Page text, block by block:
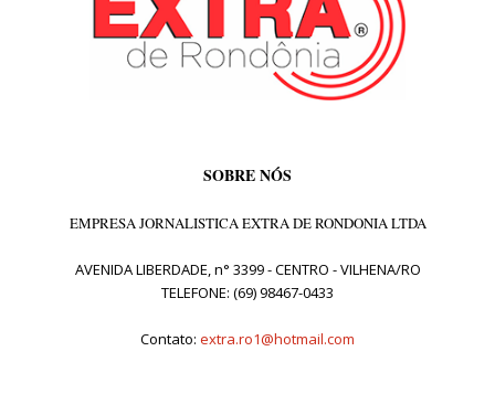
SOBRE NÓS
EMPRESA JORNALISTICA EXTRA DE RONDONIA LTDA
AVENIDA LIBERDADE, n° 3399 - CENTRO - VILHENA/RO
TELEFONE: (69) 98467-0433
Contato: extra.ro1@hotmail.com